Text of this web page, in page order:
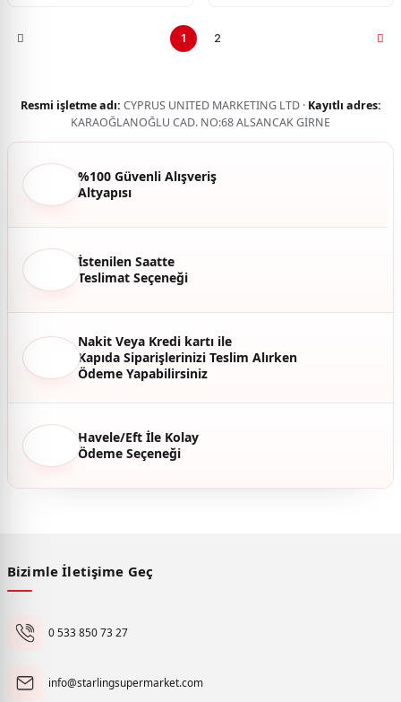
1 2
Resmi işletme adı: CYPRUS UNITED MARKETING LTD · Kayıtlı adres:
KARAOĞLANOĞLU CAD. NO:68 ALSANCAK GİRNE
%100 Güvenli Alışveriş
Altyapısı
İstenilen Saatte
Teslimat Seçeneği
Nakit Veya Kredi kartı ile
Kapıda Siparişlerinizi Teslim Alırken
Ödeme Yapabilirsiniz
Havele/Eft İle Kolay
Ödeme Seçeneği
Bizimle İletişime Geç
0 533 850 73 27
info@starlingsupermarket.com